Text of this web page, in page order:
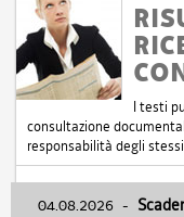
I testi
consultazione
responsabilità degli
04.08.2026 -